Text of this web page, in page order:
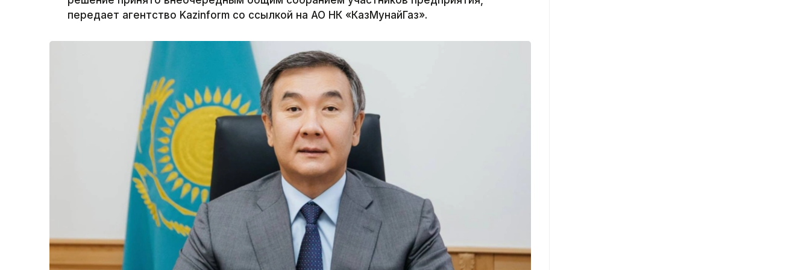
передает агентство Kazinform со ссылкой на АО НК «КазМунайГаз».